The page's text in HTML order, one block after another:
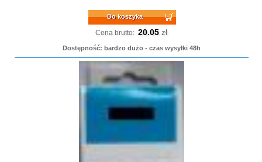
Do koszyka
Cena brutto: 20.05 zł
Dostępność: bardzo dużo - czas wysyłki 48h